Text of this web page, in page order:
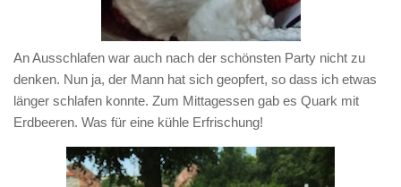
An Ausschlafen war auch nach der schönsten Party nicht zu
denken. Nun ja, der Mann hat sich geopfert, so dass ich etwas
länger schlafen konnte. Zum Mittagessen gab es Quark mit
Erdbeeren. Was für eine kühle Erfrischung!